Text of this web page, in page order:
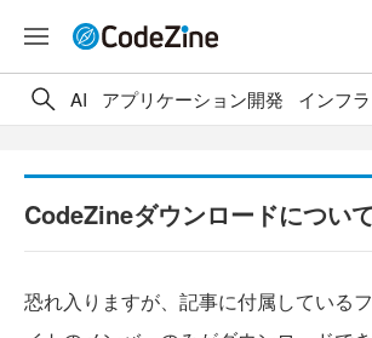
AI アプリケーション開発 インフラ
CodeZineダウンロードについ
恐れ入りますが、記事に付属している